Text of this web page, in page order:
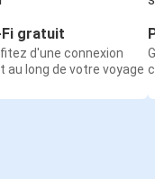
Fi gratuit
d'une connexion
au long de votre voyage